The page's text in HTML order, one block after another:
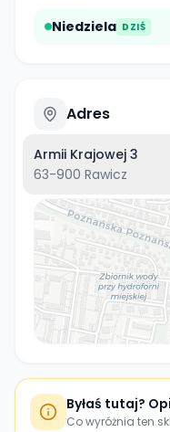
Niedziela DZIŚ
Adres
Armii Krajowej 3
63-900 Rawicz
Byłaś tutaj?
Co wyróżnia ten